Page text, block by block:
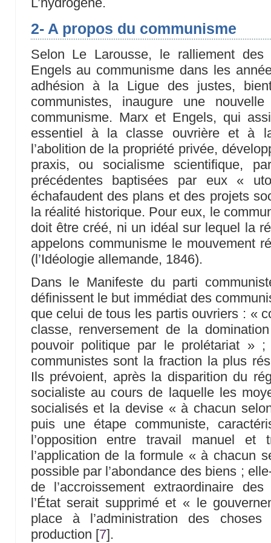
2- A propos du communisme
Selon Le Larousse, le ralliement
Engels au communisme dans les
adhésion à la Ligue des justes,
communistes, inaugure une
communisme. Marx et Engels, qui
essentiel à la classe ouvrière et à
l’abolition de la propriété privée,
praxis, ou socialisme scientifique,
précédentes baptisées par eux «
échafaudent des plans et des projets
la réalité historique. Pour eux, le
doit être créé, ni un idéal sur lequel la
appelons communisme le mouvement
(l’Idéologie allemande, 1846).
Dans le Manifeste du parti
définissent le but immédiat des
que celui de tous les partis ouvriers : «
classe, renversement de la
pouvoir politique par le prolétariat »
communistes sont la fraction la plus
Ils prévoient, après la disparition du
socialiste au cours de laquelle les
socialisés et la devise « à chacun
puis une étape communiste,
l’opposition entre travail manuel et
l’application de la formule « à chacun
possible par l’abondance des biens ;
de l’accroissement extraordinaire
l’État serait supprimé et « le
place à l’administration des
production [7].